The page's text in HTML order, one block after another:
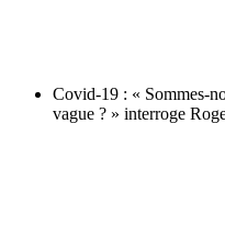
Covid-19 : « Sommes-
vague ? » interroge